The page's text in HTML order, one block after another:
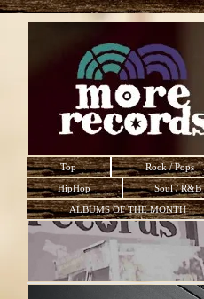
Top Rock / Pops
HipHop
Soul / R&B
ALBUMS OF THE MONTH